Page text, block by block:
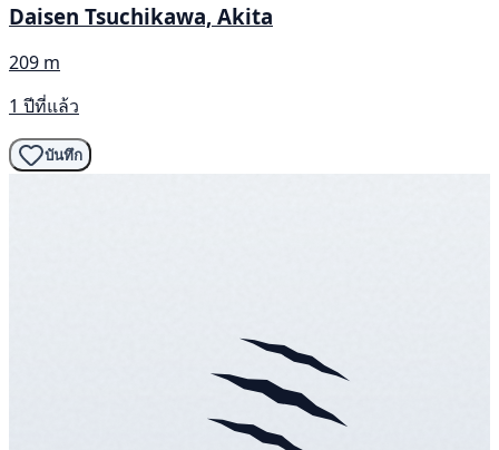
Daisen Tsuchikawa, Akita
209 m
1 ปีที่แล้ว
บันทึก